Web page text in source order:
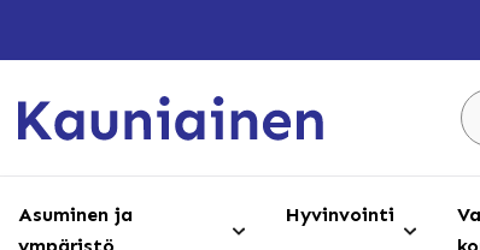
Asuminen ja
Hyvinvointi